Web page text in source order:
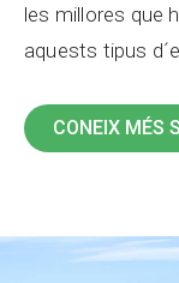
les millores que
aquests tipus
CONEIX MÉS